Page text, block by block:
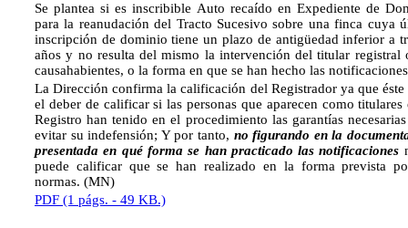
Se plantea si es inscribible Auto recaído en Expediente de
para la reanudación del Tracto Sucesivo sobre una finca cuya
inscripción de dominio tiene un plazo de antigüedad inferior a
años y no resulta del mismo la intervención del titular registral
causahabientes, o la forma en que se han hecho las
La Dirección confirma la calificación del Registrador ya que éste
el deber de calificar si las personas que aparecen como titulares
Registro han tenido en el procedimiento las garantías
evitar su indefensión; Y por tanto, no figurando en la
presentada en qué forma se han practicado las notificaciones
puede calificar que se han realizado en la forma prevista
normas. (MN)
PDF (1 págs. - 49 KB.)